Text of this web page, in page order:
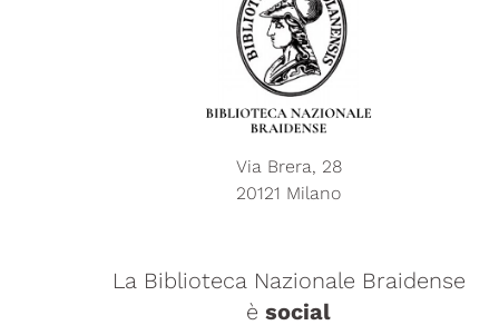
Via Brera, 28
20121 Milano
La Biblioteca Nazionale Braidense
è social